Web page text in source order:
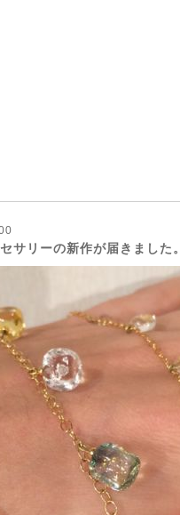
サリーの新作が届きました。